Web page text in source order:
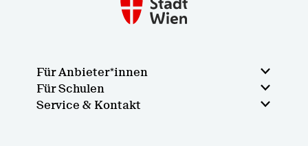
Für Anbieter*innen
Für Schulen
Service & Kontakt